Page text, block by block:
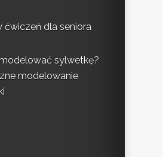
ćwiczeń dla seniora
sylwetkę?
modelowanie